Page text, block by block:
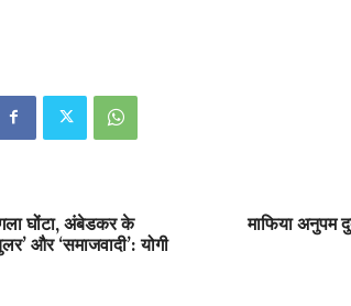
घोंटा, अंबेडकर के
और ‘समाजवादी’: योगी
माफिया अनुपम